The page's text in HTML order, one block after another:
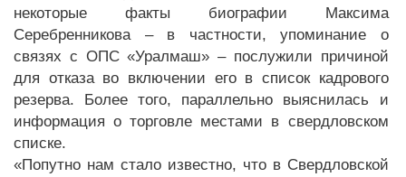
некоторые факты биографии Максима
Серебренникова – в частности, упоминание о
связях с ОПС «Уралмаш» – послужили причиной
для отказа во включении его в список кадрового
резерва. Более того, параллельно выяснилась и
информация о торговле местами в свердловском
списке.
«Попутно нам стало известно, что в Свердловской